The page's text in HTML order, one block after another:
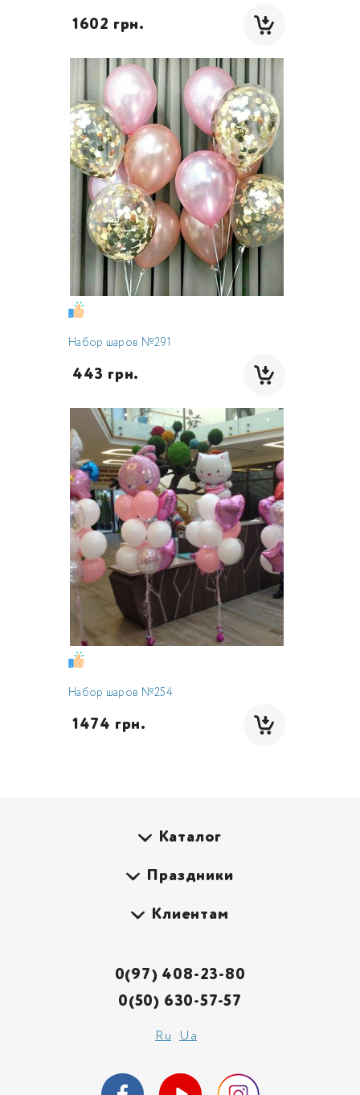
1602 грн.
Набор шаров №291
443 грн.
Набор шаров №254
1474 грн.
Каталог
Праздники
Клиентам
0(97) 408-23-80
0(50) 630-57-57
Ru Ua